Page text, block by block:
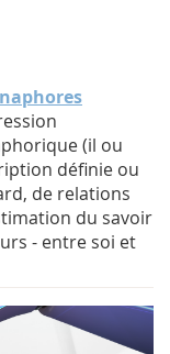
(il ou
définie ou
de relations
du savoir
- entre soi et